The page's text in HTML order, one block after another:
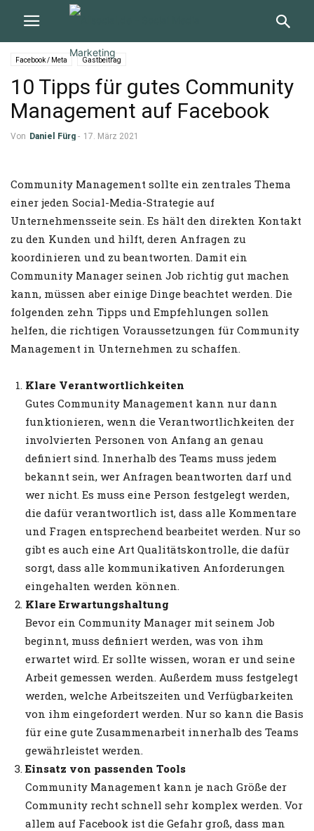
Facebook / Meta Gastbeitrag
10 Tipps für gutes Community
Management auf Facebook
Von Daniel Fürg - 17. März 2021
Community Management sollte ein zentrales Thema
einer jeden Social-Media-Strategie auf
Unternehmensseite sein. Es hält den direkten Kontakt
zu den Kunden und hilft, deren Anfragen zu
koordinieren und zu beantworten. Damit ein
Community Manager seinen Job richtig gut machen
kann, müssen aber einige Dinge beachtet werden. Die
folgenden zehn Tipps und Empfehlungen sollen
helfen, die richtigen Voraussetzungen für Community
Management in Unternehmen zu schaffen.
Klare Verantwortlichkeiten
Gutes Community Management kann nur dann
funktionieren, wenn die Verantwortlichkeiten der
involvierten Personen von Anfang an genau
definiert sind. Innerhalb des Teams muss jedem
bekannt sein, wer Anfragen beantworten darf und
wer nicht. Es muss eine Person festgelegt werden,
die dafür verantwortlich ist, dass alle Kommentare
und Fragen entsprechend bearbeitet werden. Nur so
gibt es auch eine Art Qualitätskontrolle, die dafür
sorgt, dass alle kommunikativen Anforderungen
eingehalten werden können.
Klare Erwartungshaltung
Bevor ein Community Manager mit seinem Job
beginnt, muss definiert werden, was von ihm
erwartet wird. Er sollte wissen, woran er und seine
Arbeit gemessen werden. Außerdem muss festgelegt
werden, welche Arbeitszeiten und Verfügbarkeiten
von ihm eingefordert werden. Nur so kann die Basis
für eine gute Zusammenarbeit innerhalb des Teams
gewährleistet werden.
Einsatz von passenden Tools
Community Management kann je nach Größe der
Community recht schnell sehr komplex werden. Vor
allem auf Facebook ist die Gefahr groß, dass man